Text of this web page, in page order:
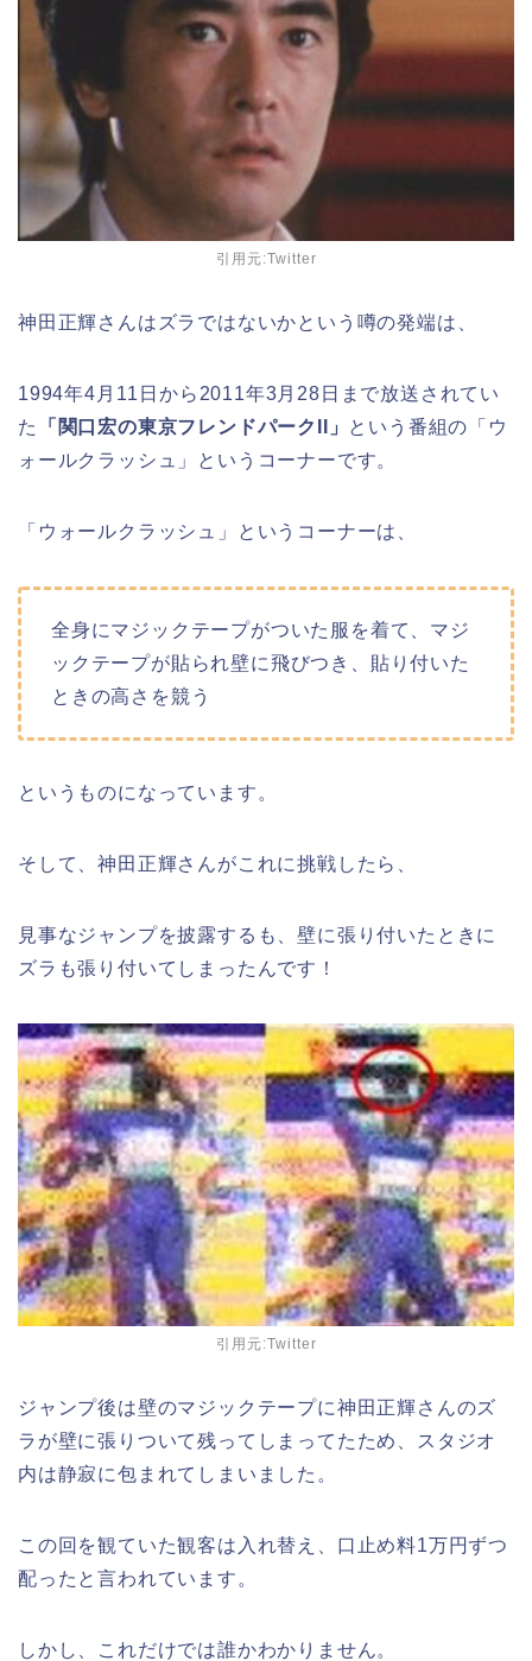
引用元:Twitter
神田正輝さんはズラではないかという噂の発端は、
1994年4月11日から2011年3月28日まで放送されてい
た
「関口宏の東京フレンドパークII」 という番組の「ウ
ォールクラッシュ」というコーナーです。
「ウォールクラッシュ」というコーナーは、
全身にマジックテープがついた服を着て、マジ
ックテープが貼られ壁に飛びつき、貼り付いた
ときの高さを競う
というものになっています。
そして、神田正輝さんがこれに挑戦したら、
見事なジャンプを披露するも、壁に張り付いたときに
ズラも張り付いてしまったんです！
引用元:Twitter
ジャンプ後は壁のマジックテープに神田正輝さんのズ
ラが壁に張りついて残ってしまってたため、スタジオ
内は静寂に包まれてしまいました。
この回を観ていた観客は入れ替え、口止め料1万円ずつ
配ったと言われています。
しかし、これだけでは誰かわかりません。